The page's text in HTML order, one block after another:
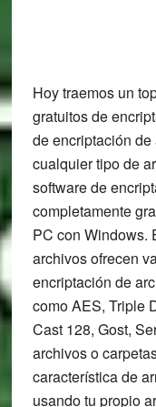
Hoy traemos un
gratuitos de
de encriptación
cualquier tipo de
software de
completamente
PC con Windows.
archivos ofrecen
encriptación de
como AES, Triple
Cast 128, Gost,
archivos o
característica de
usando tu propio